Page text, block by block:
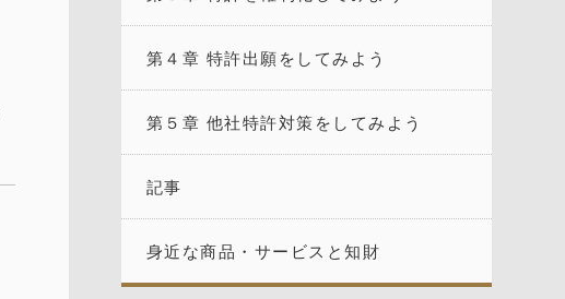
第４章 特許出願をしてみよう
第５章 他社特許対策をしてみよう
記事
身近な商品・サービスと知財